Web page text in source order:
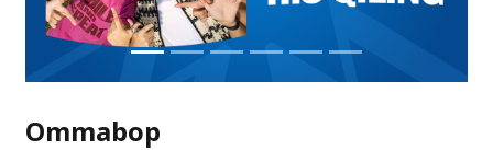
Ommabop